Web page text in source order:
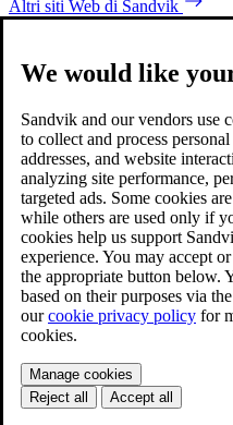
Altri siti Web di Sandvik
We would like
Sandvik and our vendors use
to collect and process
addresses, and website
analyzing site performance,
targeted ads. Some cookies
while others are used only if
cookies help us support
experience. You may accept
the appropriate button below.
based on their purposes via
ourcookie privacy policy for
cookies.
Manage cookies
Reject all
Accept all